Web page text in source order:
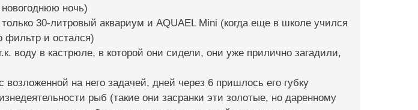
ночь)
30-литровый аквариум и AQUAEL Mini (когда еще в школе учился
фильтр и остался)
воду в кастрюле, в которой они сидели, они уже прилично загадили,
на него задачей, дней через 6 пришлось его губку
рыб (такие они засранки эти золотые, но даренному